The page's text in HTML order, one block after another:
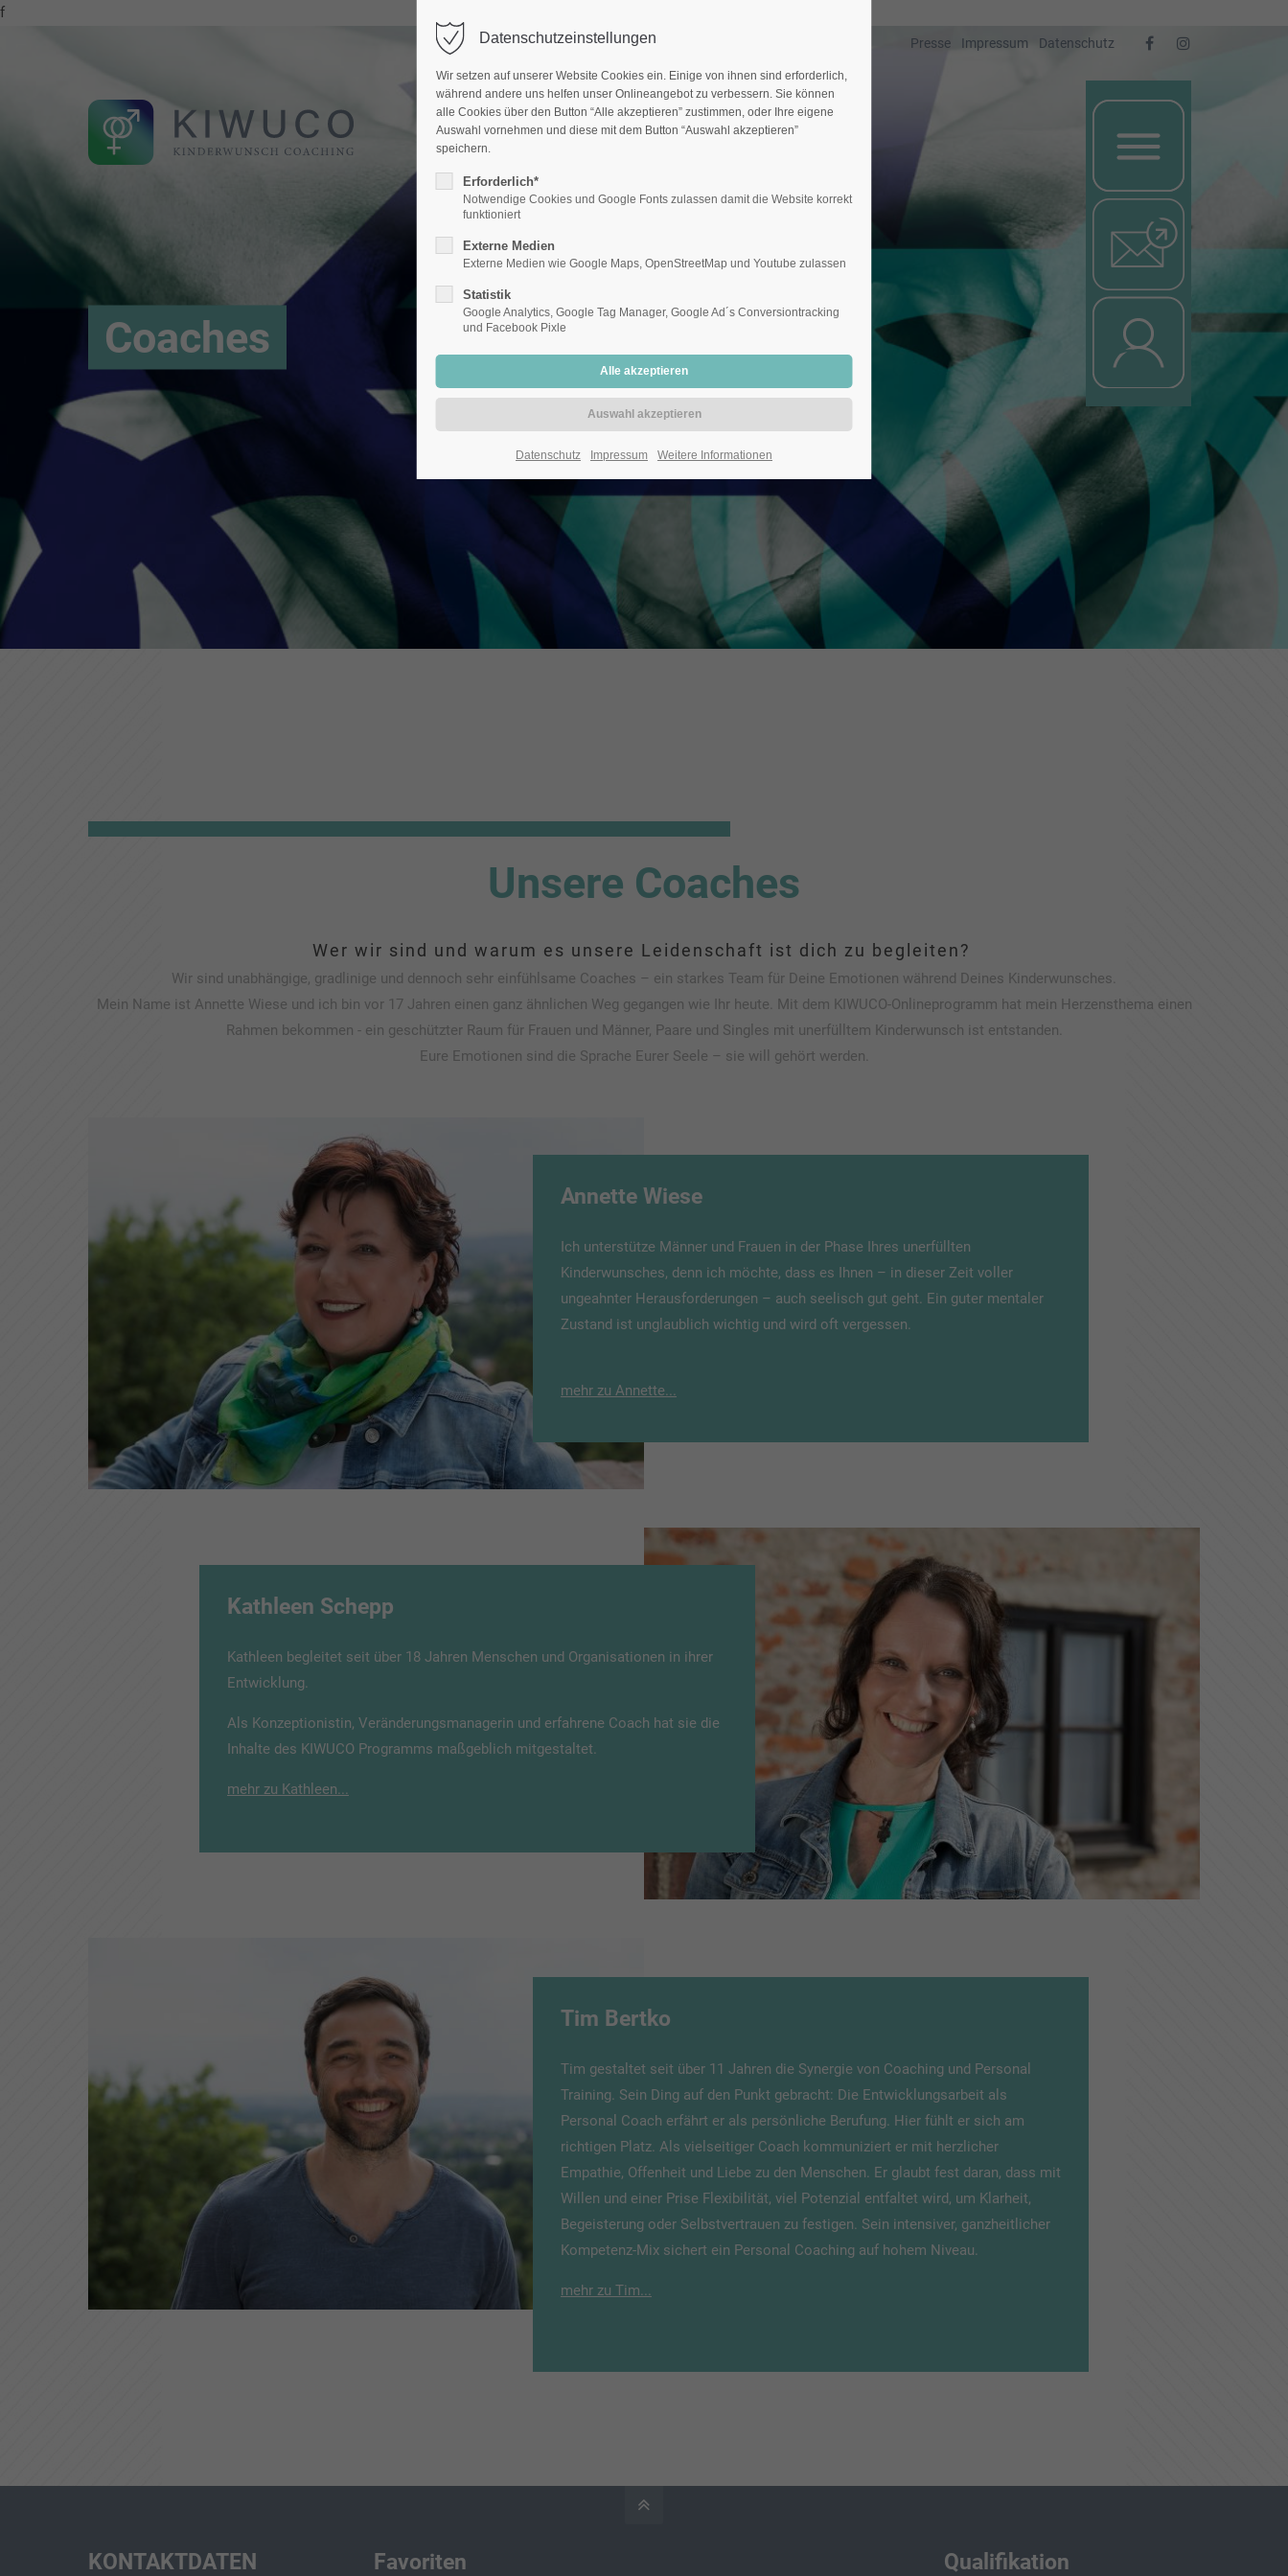
f
Presse Impressum Datenschutz
Nachricht
Login
Coaches
Unsere Coaches
Wer wir sind und warum es unsere Leidenschaft ist dich zu begleiten?
Wir sind unabhängige, gradlinige und dennoch sehr einfühlsame Coaches – ein starkes Team für Deine Emotionen während Deines Kinderwunsches.
Mein Name ist Annette Wiese und ich bin vor 17 Jahren einen ganz ähnlichen Weg gegangen wie Ihr heute. Mit dem KIWUCO-Onlineprogramm hat mein Herzensthema einen
Rahmen bekommen - ein geschützter Raum für Frauen und Männer, Paare und Singles mit unerfülltem Kinderwunsch ist entstanden.
Eure Emotionen sind die Sprache Eurer Seele – sie will gehört werden.
Annette Wiese
Ich unterstütze Männer und Frauen in der Phase Ihres unerfüllten
Kinderwunsches, denn ich möchte, dass es Ihnen – in dieser Zeit voller
ungeahnter Herausforderungen – auch seelisch gut geht. Ein guter mentaler
Zustand ist unglaublich wichtig und wird oft vergessen.
mehr zu Annette...
Kathleen Schepp
Kathleen begleitet seit über 18 Jahren Menschen und Organisationen in ihrer
Entwicklung.
Als Konzeptionistin, Veränderungsmanagerin und erfahrene Coach hat sie die
Inhalte des KIWUCO Programms maßgeblich mitgestaltet.
mehr zu Kathleen...
Tim Bertko
Tim gestaltet seit über 11 Jahren die Synergie von Coaching und Personal
Training. Sein Ding auf den Punkt gebracht: Die Entwicklungsarbeit als
Personal Coach erfährt er als persönliche Berufung. Hier fühlt er sich am
richtigen Platz. Als vielseitiger Coach kommuniziert er mit herzlicher
Empathie, Offenheit und Liebe zu den Menschen. Er glaubt fest daran, dass mit
Willen und einer Prise Flexibilität, viel Potenzial entfaltet wird, um Klarheit,
Begeisterung oder Selbstvertrauen zu festigen. Sein intensiver, ganzheitlicher
Kompetenz-Mix sichert ein Personal Coaching auf hohem Niveau.
mehr zu Tim...
KONTAKTDATEN Favoriten Qualifikation
Datenschutzeinstellungen
Wir setzen auf unserer Website Cookies ein. Einige von ihnen sind erforderlich,
während andere uns helfen unser Onlineangebot zu verbessern. Sie können
alle Cookies über den Button “Alle akzeptieren” zustimmen, oder Ihre eigene
Auswahl vornehmen und diese mit dem Button “Auswahl akzeptieren”
speichern.
Erforderlich*
Notwendige Cookies und Google Fonts zulassen damit die Website korrekt
funktioniert
Externe Medien
Externe Medien wie Google Maps, OpenStreetMap und Youtube zulassen
Statistik
Google Analytics, Google Tag Manager, Google Ad´s Conversiontracking
und Facebook Pixle
Datenschutz Impressum Weitere Informationen